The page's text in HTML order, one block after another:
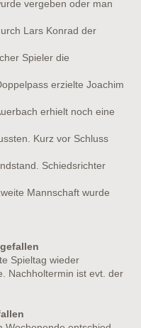
vergeben oder man
Lars Konrad der
Spieler die
erzielte Joachim
erhielt noch eine
Kurz vor Schluss
Schiedsrichter
Mannschaft wurde
Spieltag wieder
Nachholtermin ist evt. der